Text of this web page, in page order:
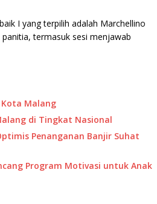
I yang terpilih adalah Marchellino
termasuk sesi menjawab
Malang
di Tingkat Nasional
Penanganan Banjir Suhat
Program Motivasi untuk Anak